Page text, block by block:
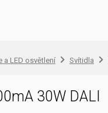
a LED osvětlení Svítidla
30W DALI